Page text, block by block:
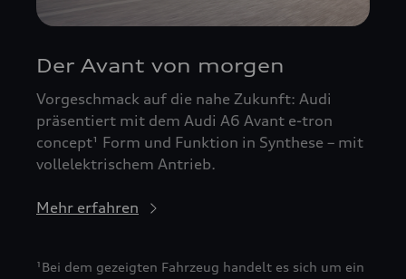
Der Avant von morgen
Vorgeschmack auf die nahe Zukunft: Audi
präsentiert mit dem Audi A6 Avant e-tron
concept¹ Form und Funktion in Synthese – mit
vollelektrischem Antrieb.
Mehr erfahren
¹Bei dem gezeigten Fahrzeug handelt es sich um ein